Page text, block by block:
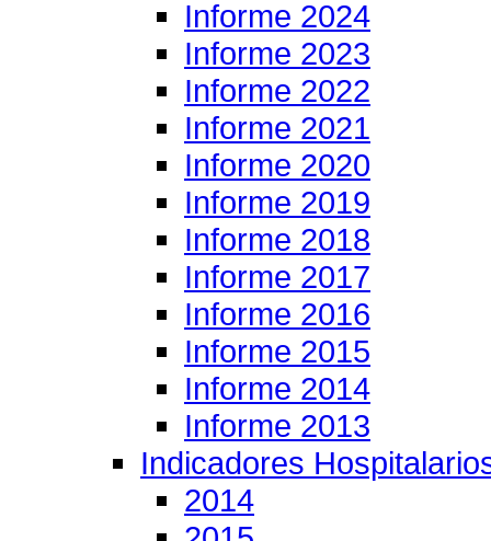
Informe 2024
Informe 2023
Informe 2022
Informe 2021
Informe 2020
Informe 2019
Informe 2018
Informe 2017
Informe 2016
Informe 2015
Informe 2014
Informe 2013
Indicadores
2014